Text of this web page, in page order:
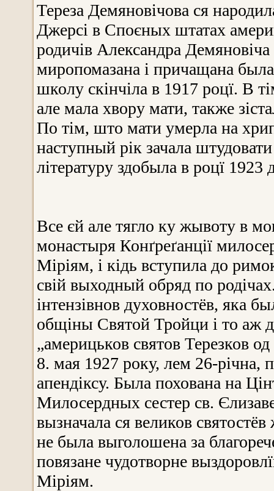
Тереза Демяновічова ся
Джерсі в Споєных штатах
родичів Александра
миропомазана і причащана была
школу скінчіла в 1917 роцї. В
але мала хвору мати, также
По тім, што мати умерла на
наступный рік зачала
літературу здобыла в роцї
Все єй але тягло ку жывоту в
монастыря Конґреґанції
Міріям, і кідь вступила до
свій выходный обряд по
інтензівнов духовностёв, яка
общіны Святой Тройци і то аж
„америцьков святов Терезков
8. мая 1927 року, лем 26-річна,
апендіксу. Была похована на
Милосердных сестер св.
вызначала ся великов
не была выголошена за
повязане чудотворне
Міріям.